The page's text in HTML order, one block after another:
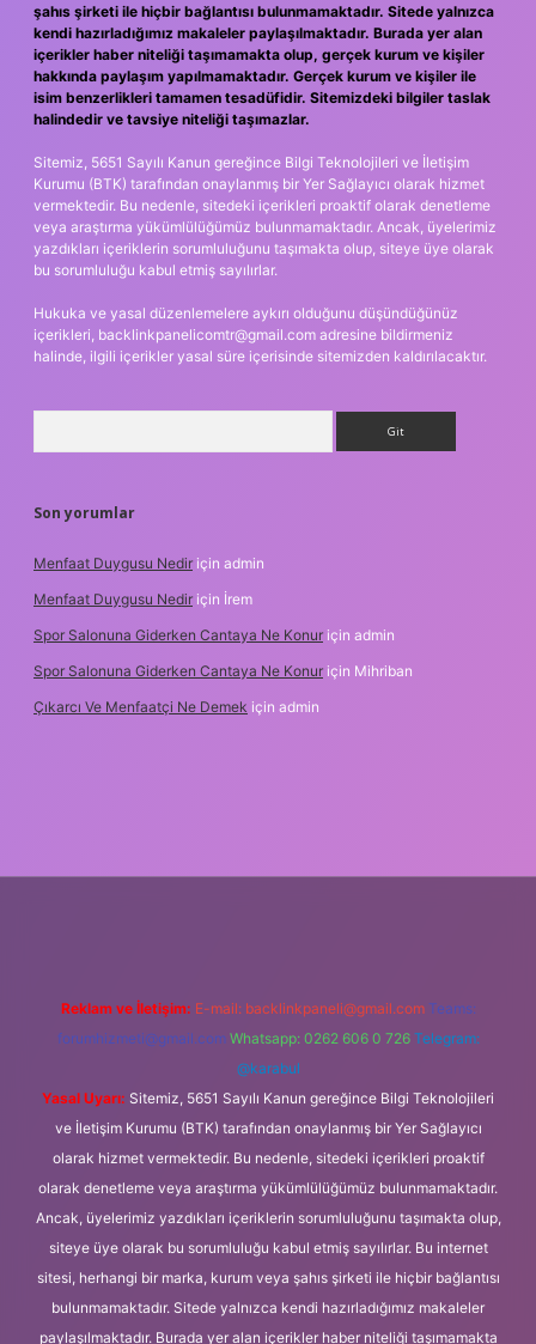
şahıs şirketi ile hiçbir bağlantısı bulunmamaktadır. Sitede yalnızca
kendi hazırladığımız makaleler paylaşılmaktadır. Burada yer alan
içerikler haber niteliği taşımamakta olup, gerçek kurum ve kişiler
hakkında paylaşım yapılmamaktadır. Gerçek kurum ve kişiler ile
isim benzerlikleri tamamen tesadüfidir. Sitemizdeki bilgiler taslak
halindedir ve tavsiye niteliği taşımazlar.
Sitemiz, 5651 Sayılı Kanun gereğince Bilgi Teknolojileri ve İletişim
Kurumu (BTK) tarafından onaylanmış bir Yer Sağlayıcı olarak hizmet
vermektedir. Bu nedenle, sitedeki içerikleri proaktif olarak denetleme
veya araştırma yükümlülüğümüz bulunmamaktadır. Ancak, üyelerimiz
yazdıkları içeriklerin sorumluluğunu taşımakta olup, siteye üye olarak
bu sorumluluğu kabul etmiş sayılırlar.
Hukuka ve yasal düzenlemelere aykırı olduğunu düşündüğünüz
içerikleri, backlinkpanelicomtr@gmail.com adresine bildirmeniz
halinde, ilgili içerikler yasal süre içerisinde sitemizden kaldırılacaktır.
Son yorumlar
Menfaat Duygusu Nedir için admin
Menfaat Duygusu Nedir için İrem
Spor Salonuna Giderken Cantaya Ne Konur için admin
Spor Salonuna Giderken Cantaya Ne Konur için Mihriban
Çıkarcı Ve Menfaatçi Ne Demek için admin
Reklam ve İletişim: E-mail: backlinkpaneli@gmail.com Teams:
forumhizmeti@gmail.com Whatsapp: 0262 606 0 726 Telegram:
@karabul
Yasal Uyarı: Sitemiz, 5651 Sayılı Kanun gereğince Bilgi Teknolojileri
ve İletişim Kurumu (BTK) tarafından onaylanmış bir Yer Sağlayıcı
olarak hizmet vermektedir. Bu nedenle, sitedeki içerikleri proaktif
olarak denetleme veya araştırma yükümlülüğümüz bulunmamaktadır.
Ancak, üyelerimiz yazdıkları içeriklerin sorumluluğunu taşımakta olup,
siteye üye olarak bu sorumluluğu kabul etmiş sayılırlar. Bu internet
sitesi, herhangi bir marka, kurum veya şahıs şirketi ile hiçbir bağlantısı
bulunmamaktadır. Sitede yalnızca kendi hazırladığımız makaleler
paylaşılmaktadır. Burada yer alan içerikler haber niteliği taşımamakta